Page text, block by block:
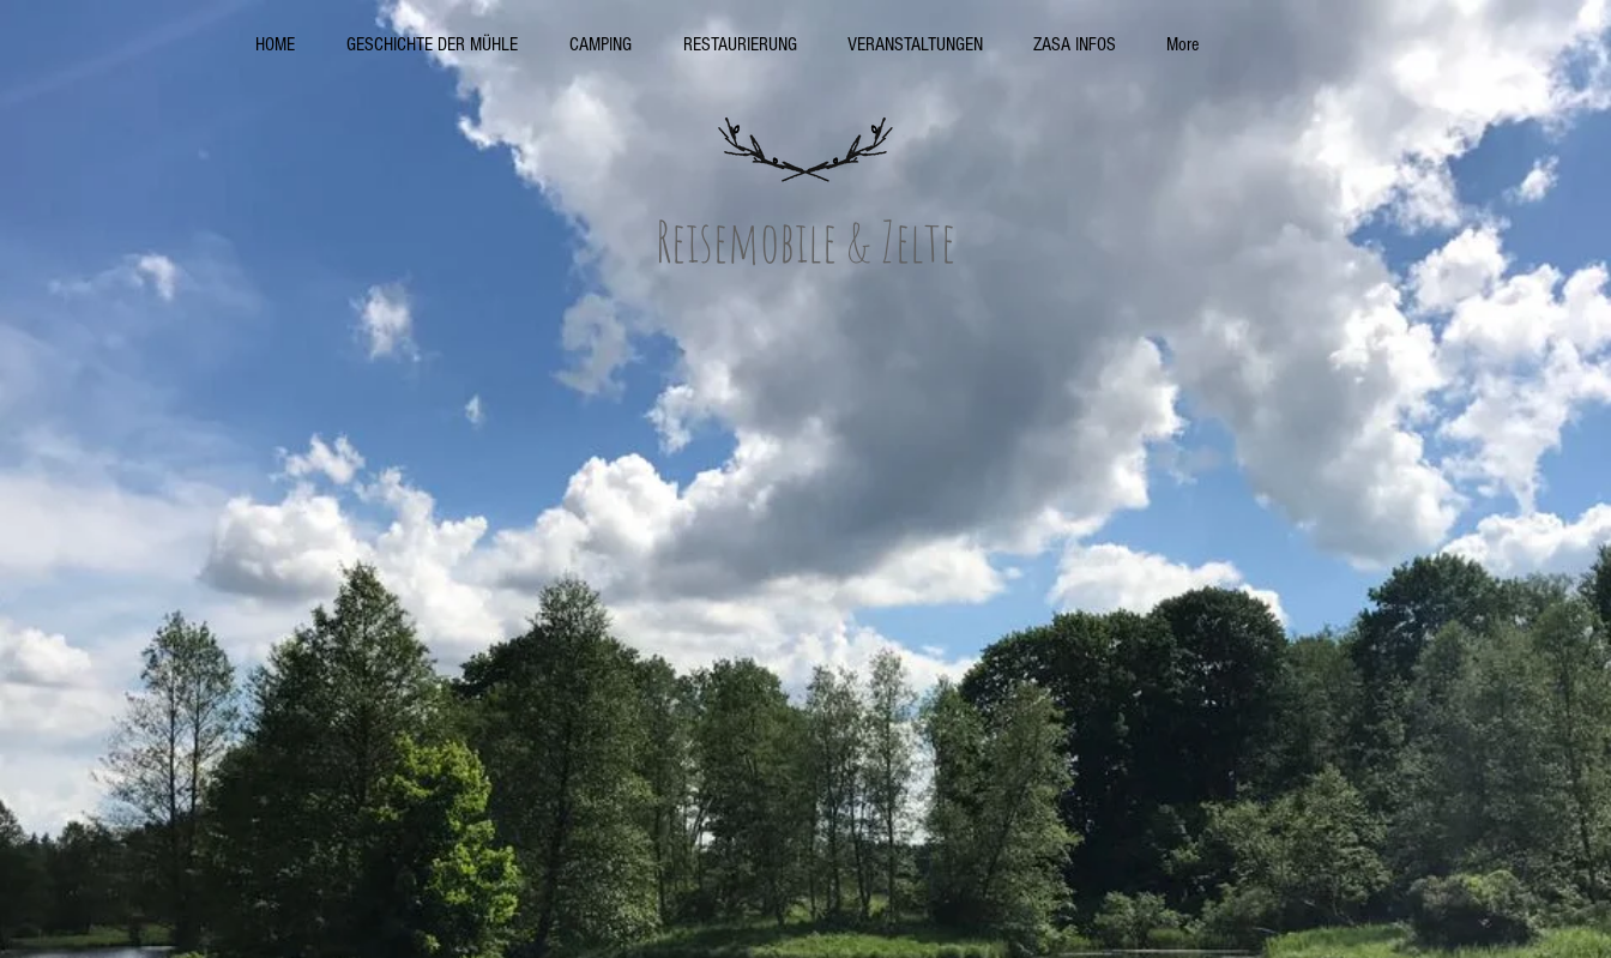
HOME GESCHICHTE DER MÜHLE CAMPING RESTAURIERUNG VERANSTALTUNGEN ZASA INFOS More
Reisemobile & Zelte